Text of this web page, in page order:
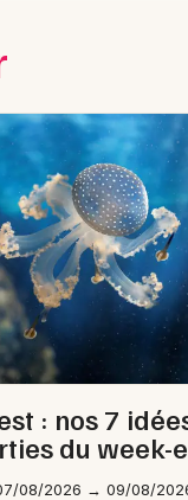
: nos 7
du week-
08/2026 → 09/08/